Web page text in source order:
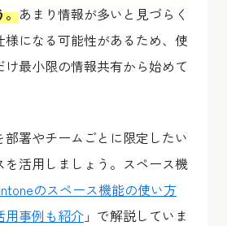
。あまり情報が多いと見づらく
になる可能性があるため、使
け最小限の情報共有から始めて
署やチームごとに限定したい
を活用しましょう。スペース機
のスペース機能の使い方
用事例も紹介 」で解説していま